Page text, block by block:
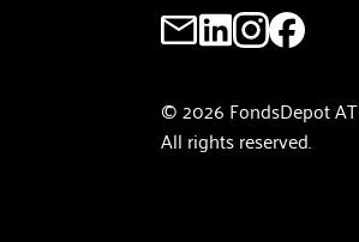
© 2026 FondsDepot AT
All rights reserved.